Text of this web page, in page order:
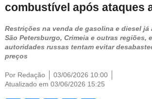
combustível após ataques
Restrições na venda de gasolina e diesel já
São Petersburgo, Crimeia e outras regiões,
autoridades russas tentam evitar
preços
Por Redação
03/06/2026 10:00
Atualizado em 03/06/2026 15:25